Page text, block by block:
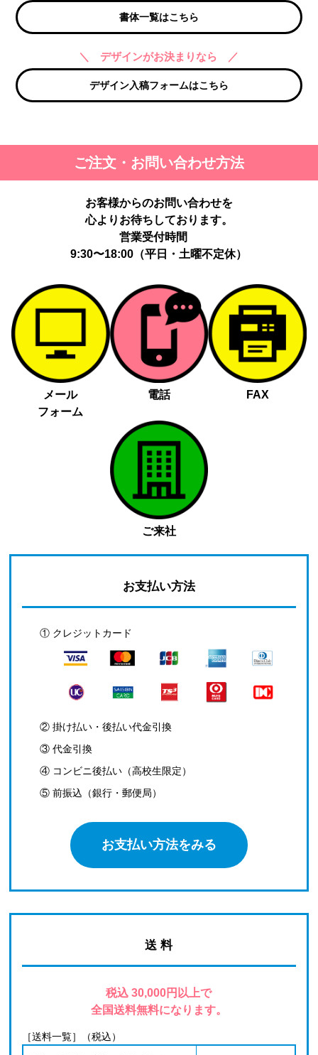
書体一覧はこちら
＼ デザインがお決まりなら ／
デザイン入稿フォームはこちら
ご注文・お問い合わせ方法
お客様からのお問い合わせを
心よりお待ちしております。
営業受付時間
9:30〜18:00（平日・土曜不定休）
メール
フォーム
電話 FAX
ご来社
お支払い方法
① クレジットカード
② 掛け払い・後払い代金引換
③ 代金引換
④ コンビニ後払い（高校生限定）
⑤ 前振込（銀行・郵便局）
お支払い方法をみる
送 料
税込 30,000円以上で
全国送料無料になります。
［送料一覧］（税込）